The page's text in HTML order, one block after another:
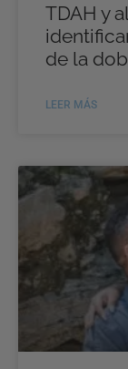
TDAH y
de la
LEER MÁS